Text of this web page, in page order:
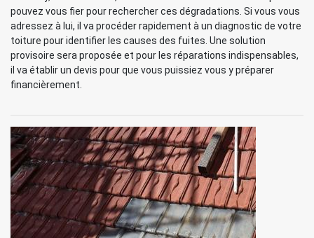
pouvez vous fier pour rechercher ces dégradations. Si vous vous
adressez à lui, il va procéder rapidement à un diagnostic de votre
toiture pour identifier les causes des fuites. Une solution
provisoire sera proposée et pour les réparations indispensables,
il va établir un devis pour que vous puissiez vous y préparer
financièrement.